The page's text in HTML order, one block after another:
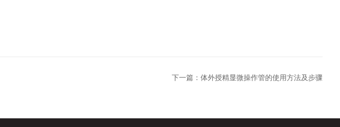
下一篇：体外授精显微操作管的使用方法及步骤